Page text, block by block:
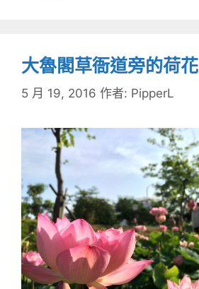
大魯閣草衙道旁的荷花
5 月 19, 2016 作者: PipperL